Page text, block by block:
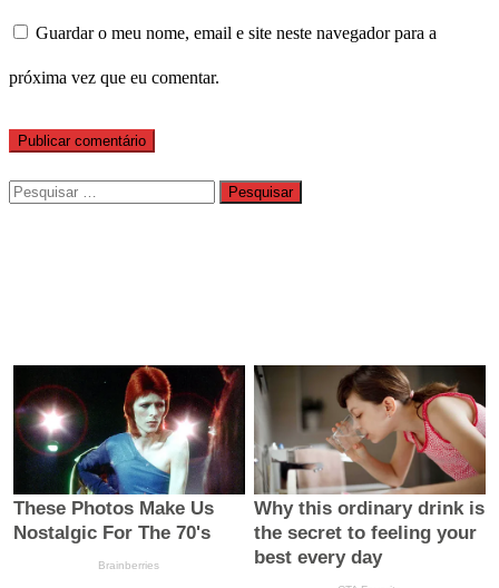
Guardar o meu nome, email e site neste navegador para a
próxima vez que eu comentar.
Pesquisar
por: